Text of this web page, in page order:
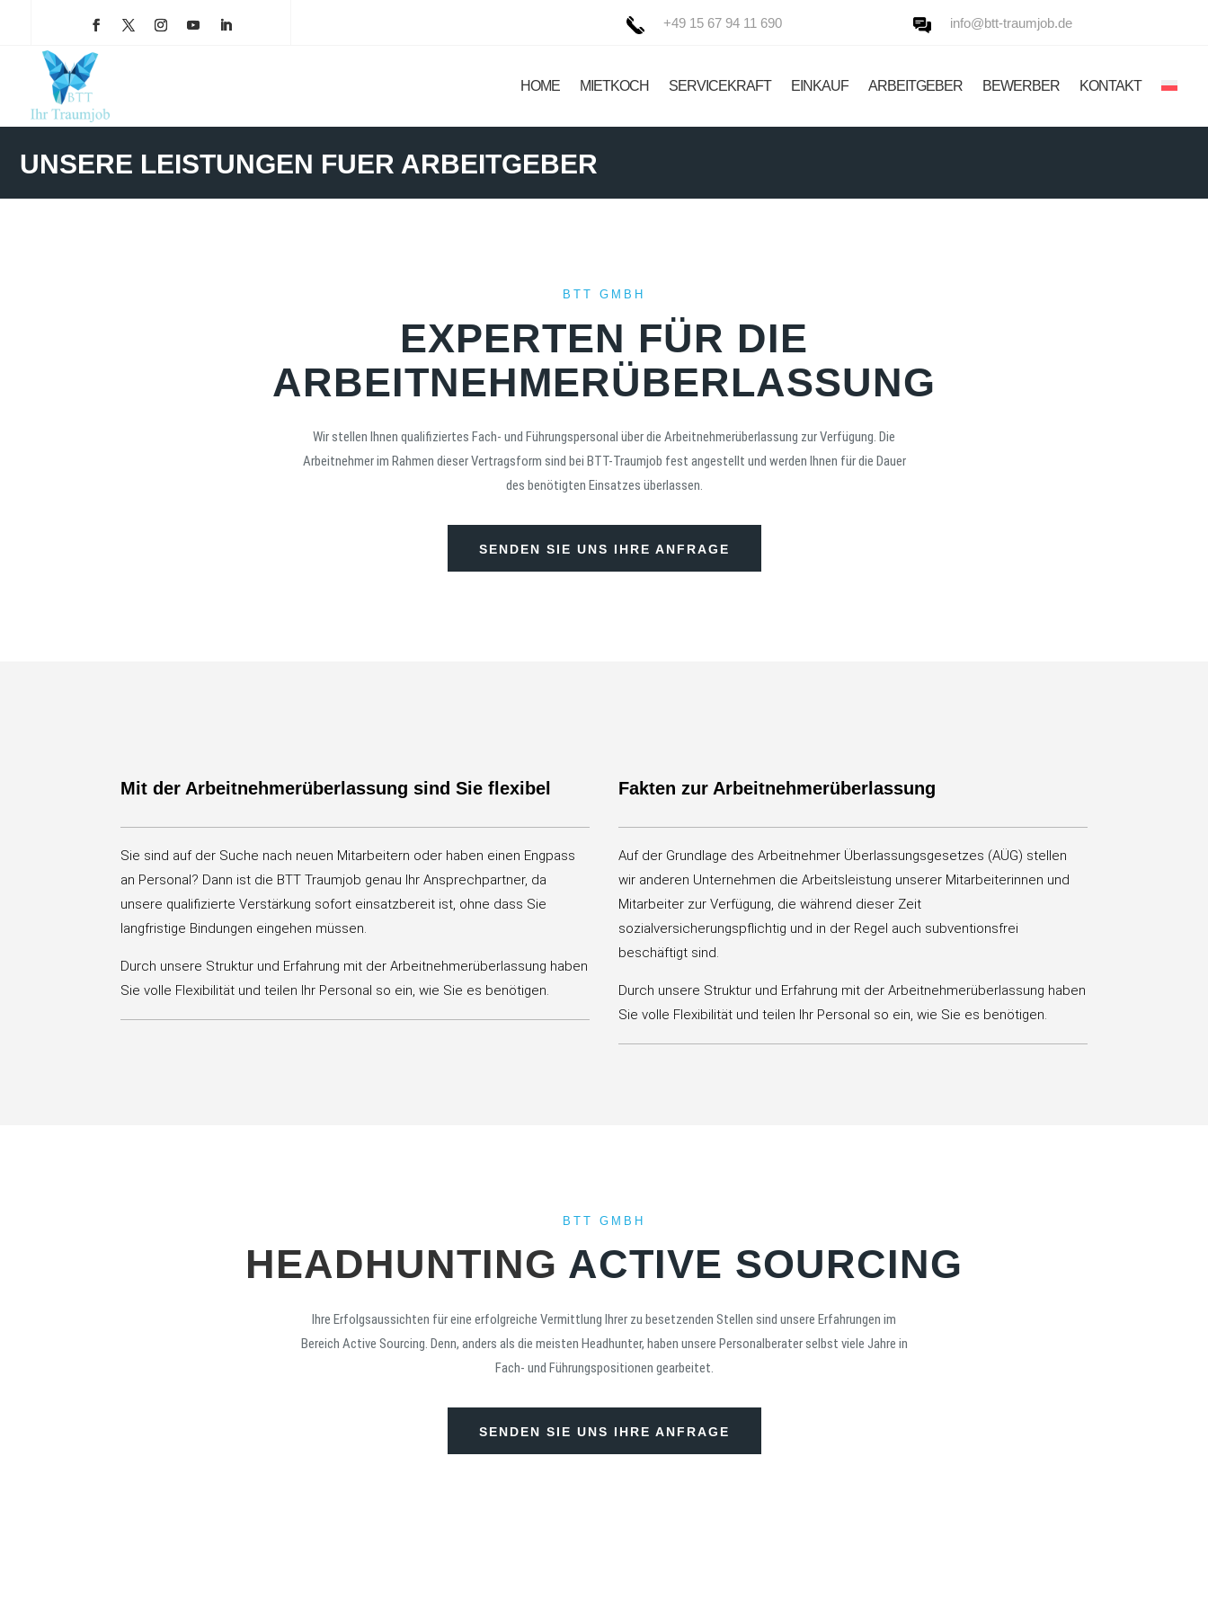
+49 15 67 94 11 690 info@btt-traumjob.de
HOME MIETKOCH SERVICEKRAFT EINKAUF ARBEITGEBER BEWERBER KONTAKT
UNSERE LEISTUNGEN FUER ARBEITGEBER
BTT GMBH
EXPERTEN FÜR DIE
ARBEITNEHMERÜBERLASSUNG
Wir stellen Ihnen qualifiziertes Fach- und Führungspersonal über die Arbeitnehmerüberlassung zur Verfügung. Die
Arbeitnehmer im Rahmen dieser Vertragsform sind bei BTT-Traumjob fest angestellt und werden Ihnen für die Dauer
des benötigten Einsatzes überlassen.
SENDEN SIE UNS IHRE ANFRAGE
Mit der Arbeitnehmerüberlassung sind Sie flexibel
Sie sind auf der Suche nach neuen Mitarbeitern oder haben einen Engpass
an Personal? Dann ist die BTT Traumjob genau Ihr Ansprechpartner, da
unsere qualifizierte Verstärkung sofort einsatzbereit ist, ohne dass Sie
langfristige Bindungen eingehen müssen.
Durch unsere Struktur und Erfahrung mit der Arbeitnehmerüberlassung haben
Sie volle Flexibilität und teilen Ihr Personal so ein, wie Sie es benötigen.
Fakten zur Arbeitnehmerüberlassung
​Auf der Grundlage des Arbeitnehmer Überlassungsgesetzes (AÜG) stellen
wir anderen Unternehmen die Arbeitsleistung unserer Mitarbeiterinnen und
Mitarbeiter zur Verfügung, die während dieser Zeit
sozialversicherungspflichtig und in der Regel auch subventionsfrei
beschäftigt sind.
Durch unsere Struktur und Erfahrung mit der Arbeitnehmerüberlassung haben
Sie volle Flexibilität und teilen Ihr Personal so ein, wie Sie es benötigen.
BTT GMBH
HEADHUNTING ACTIVE SOURCING
Ihre Erfolgsaussichten für eine erfolgreiche Vermittlung Ihrer zu besetzenden Stellen sind unsere Erfahrungen im
Bereich Active Sourcing. Denn, anders als die meisten Headhunter, haben unsere Personalberater selbst viele Jahre in
Fach- und Führungspositionen gearbeitet.
SENDEN SIE UNS IHRE ANFRAGE